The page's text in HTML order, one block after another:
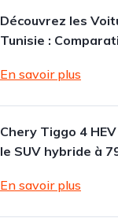
Découvrez les
Tunisie :
En savoir plus
Chery Tiggo 4
le SUV hybride à
En savoir plus